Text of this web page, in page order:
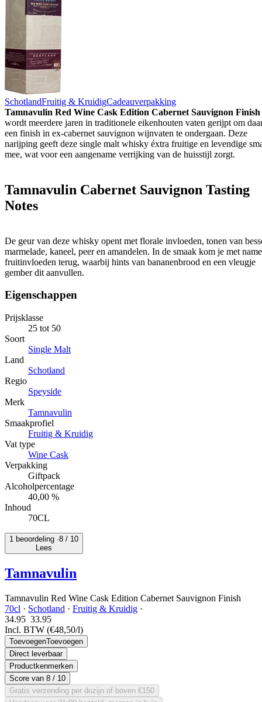
SchotlandFruitig & KruidigCadeauverpakking
Tamnavulin Red Wine Cask Edition Cabernet Sauvignon Finish
wordt meerdere jaren in traditionele eikenhouten vaten gerijpt om
een finish in ex-cabernet sauvignon wijnvaten te ondergaan. Deze
narijping geeft deze single malt whisky éxtra fruitige en levendige
mee, wat voor een aangename verrijking van de huisstijl zorgt.
Tamnavulin Cabernet Sauvignon Tasting
Notes
De geur van deze whisky opent met florale invloeden, tonen van
marmelade, kaneel, peer en amandelen. In de smaak kom je met name
fruitinvloeden terug, waarbij hints van bananenbrood en een vleugje
gember dit aanvullen.
Eigenschappen
Prijsklasse
25 tot 50
Soort
Single Malt
Land
Schotland
Regio
Speyside
Merk
Tamnavulin
Smaakprofiel
Fruitig & Kruidig
Vat type
Wine Cask
Verpakking
Giftpack
Alcoholpercentage
40,00 %
Inhoud
70CL
1 beoordeling ·8 / 10
Lees
Tamnavulin
Tamnavulin Red Wine Cask Edition Cabernet Sauvignon Finish
70cl · Schotland · Fruitig & Kruidig ·
34.95 33.95
Incl. BTW (€48,50/l)
ToevoegenToevoegen
Direct leverbaar
Productkenmerken
Score van 8 / 10
Gratis verzending per dozijn of boven €150